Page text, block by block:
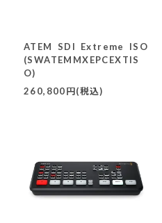
ATEM SDI Extreme ISO
(SWATEMMXEPCEXTIS
O)
260,800円(税込)